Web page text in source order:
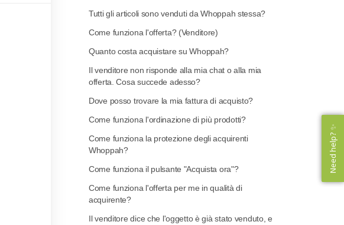
Tutti gli articoli sono venduti da Whoppah stessa?
Come funziona l'offerta? (Venditore)
Quanto costa acquistare su Whoppah?
Il venditore non risponde alla mia chat o alla mia
offerta. Cosa succede adesso?
Dove posso trovare la mia fattura di acquisto?
Come funziona l'ordinazione di più prodotti?
Come funziona la protezione degli acquirenti
Whoppah?
Come funziona il pulsante "Acquista ora"?
Come funziona l'offerta per me in qualità di
acquirente?
Il venditore dice che l'oggetto è già stato venduto, e
Need help? ✨
Need help? ✨